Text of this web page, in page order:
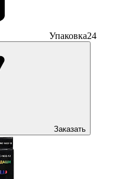
Упаковка24
Заказать